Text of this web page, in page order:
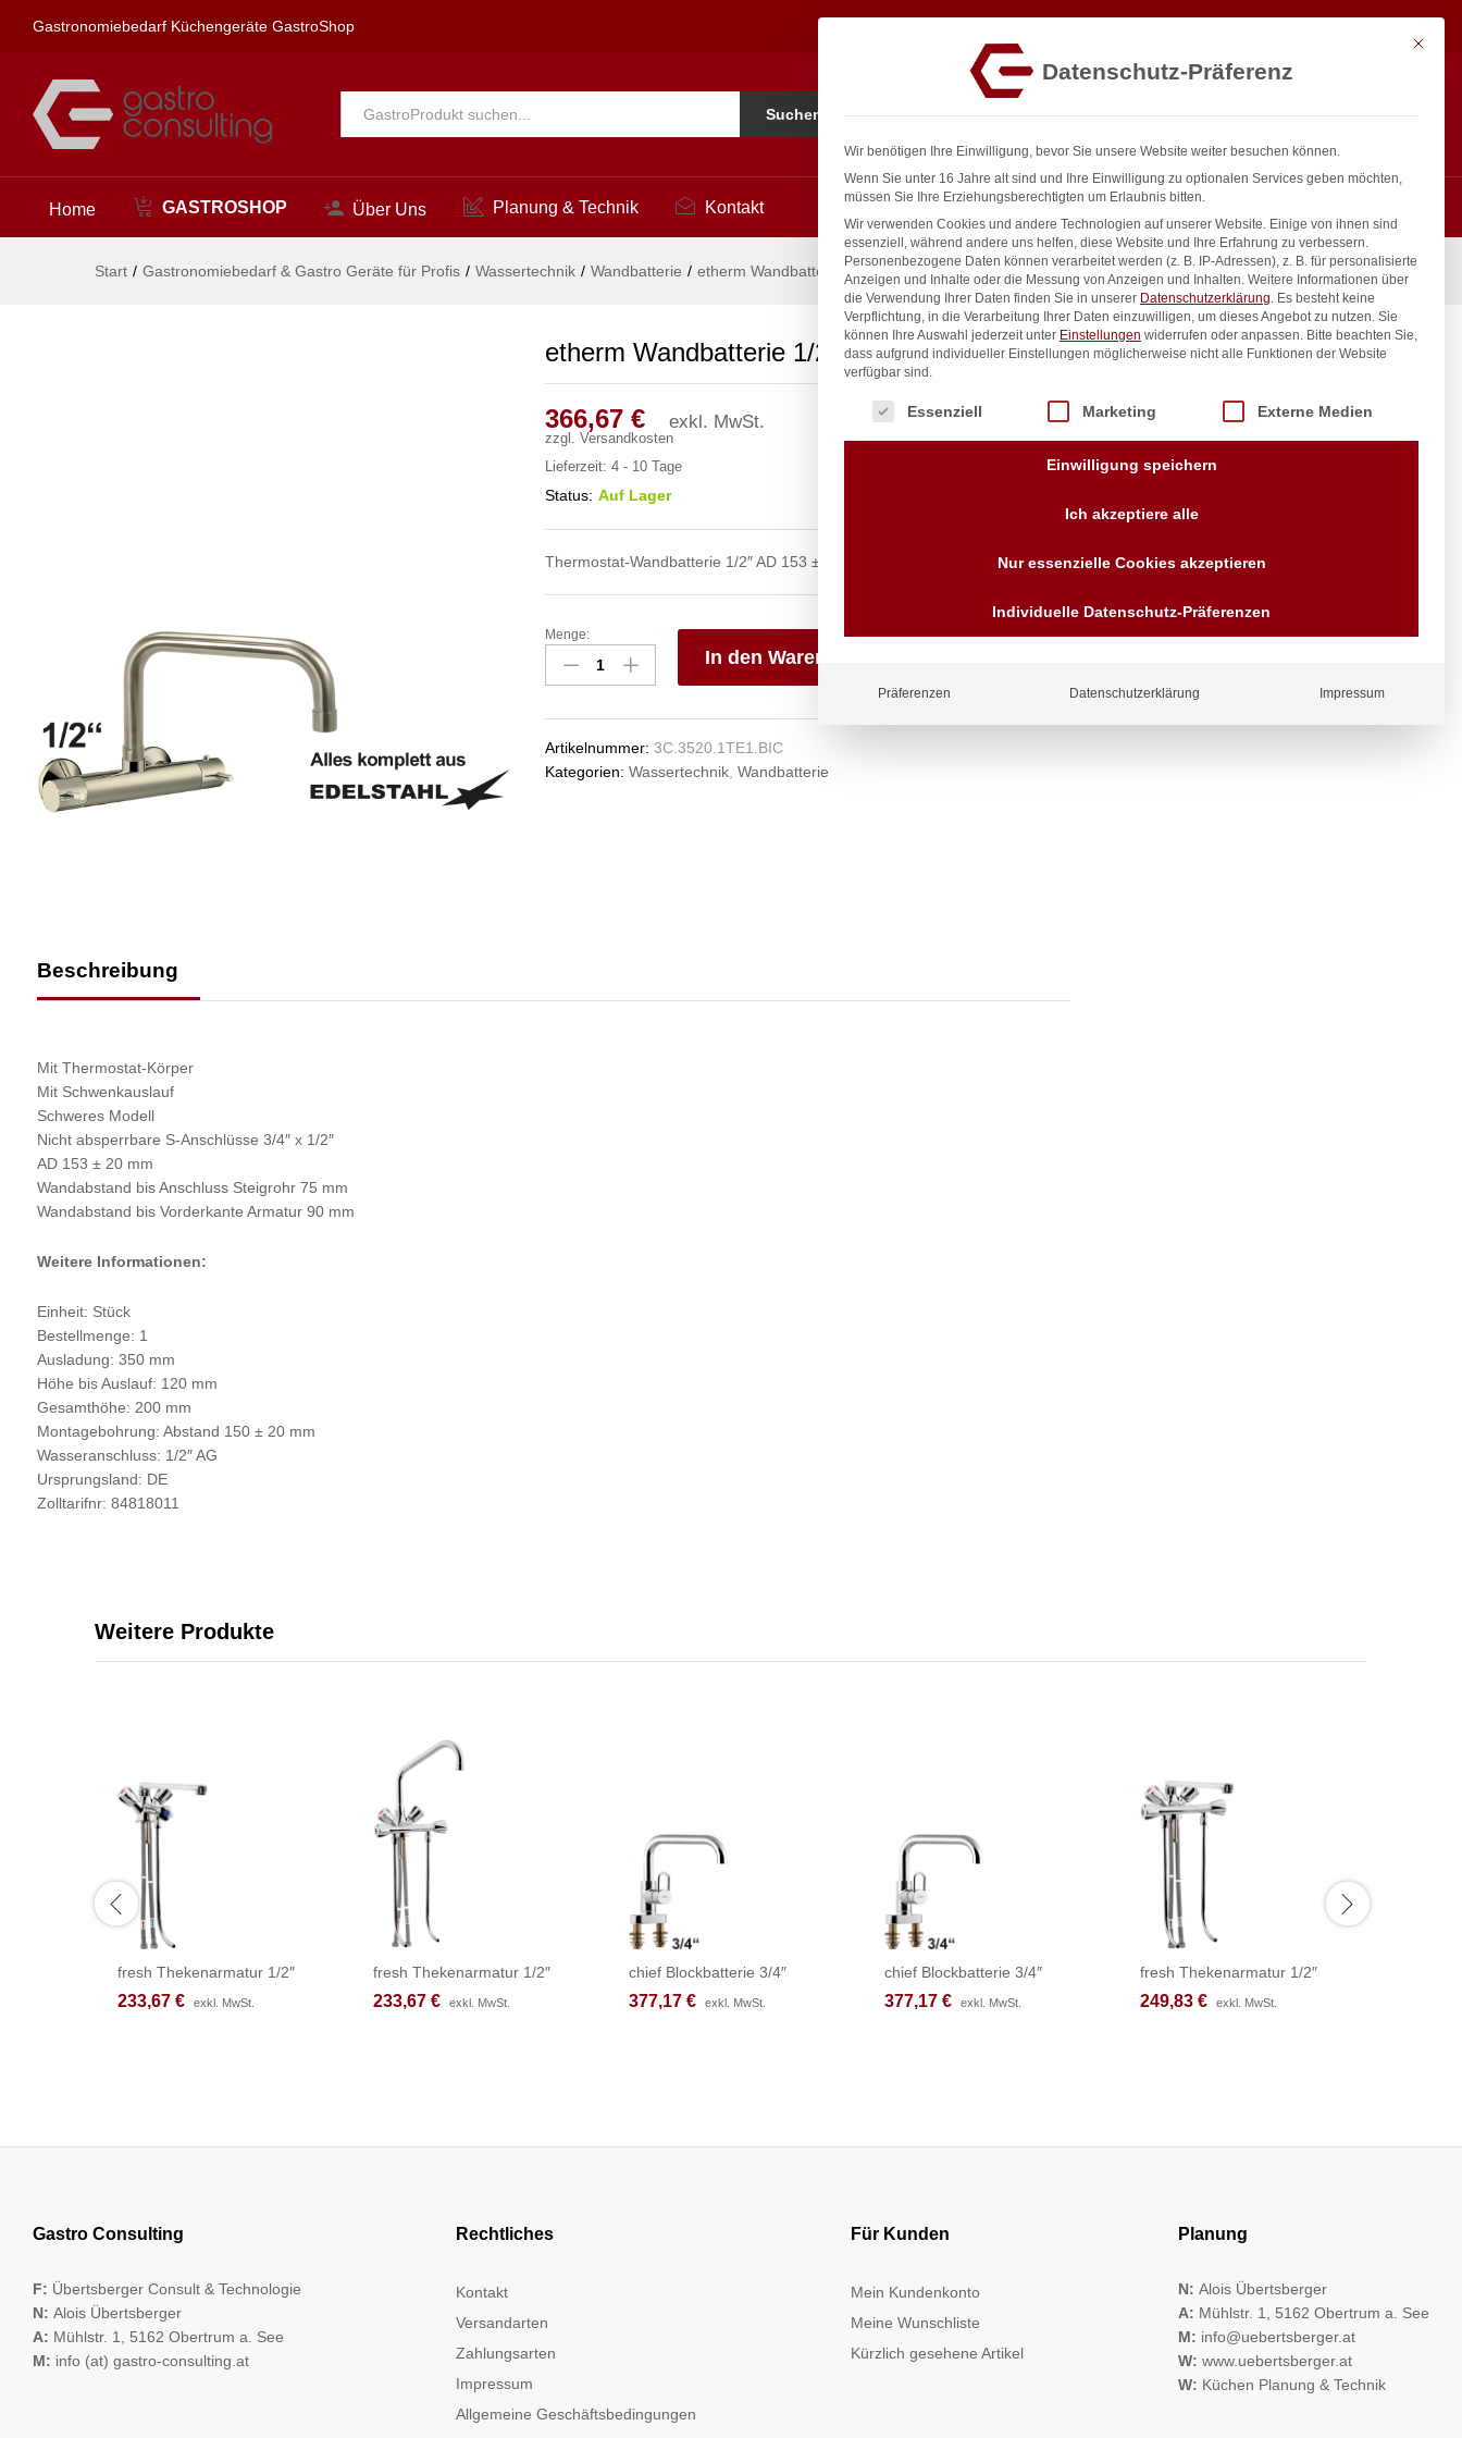
Gastronomiebedarf Küchengeräte GastroShop
Alle Suchen
Home GASTROSHOP Über Uns Planung & Technik Kontakt
Start / Gastronomiebedarf & Gastro Geräte für Profis / Wassertechnik / Wandbatterie / etherm Wandbatterie 1/2″
etherm Wandbatterie 1/2″
366,67 € exkl. MwSt.
zzgl. Versandkosten
Lieferzeit: 4 - 10 Tage
Status: Auf Lager
Thermostat-Wandbatterie 1/2″ AD 153 ± 20 mm, Auslauf oben
etherm
Wandbatterie
1/2"
Menge:
In den Warenkorb
Artikelnummer: 3C.3520.1TE1.BIC
Kategorien: Wassertechnik, Wandbatterie
Beschreibung
Mit Thermostat-Körper
Mit Schwenkauslauf
Schweres Modell
Nicht absperrbare S-Anschlüsse 3/4″ x 1/2″
AD 153 ± 20 mm
Wandabstand bis Anschluss Steigrohr 75 mm
Wandabstand bis Vorderkante Armatur 90 mm
Weitere Informationen:
Einheit: Stück
Bestellmenge: 1
Ausladung: 350 mm
Höhe bis Auslauf: 120 mm
Gesamthöhe: 200 mm
Montagebohrung: Abstand 150 ± 20 mm
Wasseranschluss: 1/2″ AG
Ursprungsland: DE
Zolltarifnr: 84818011
inkl. / exkl. MwSt.
Anfragen
Wir sind seit über 40 Jahren
für Sie da
Vorrauskasse Paypal,
Kreditkarte, Direkt
Weitere Produkte
fresh Thekenarmatur 1/2″
233,67 € exkl. MwSt.
233,67 € exkl. MwSt.
fresh Thekenarmatur 1/2″
233,67 € exkl. MwSt.
233,67 € exkl. MwSt.
chief Blockbatterie 3/4″
377,17 € exkl. MwSt.
377,17 € exkl. MwSt.
chief Blockbatterie 3/4″
377,17 € exkl. MwSt.
377,17 € exkl. MwSt.
fresh Thekenarmatur 1/2″
249,83 € exkl. MwSt.
249,83 € exkl. MwSt.
Gastro Consulting
F: Übertsberger Consult & Technologie
N: Alois Übertsberger
A: Mühlstr. 1, 5162 Obertrum a. See
M: info (at) gastro-consulting.at
Rechtliches
Kontakt
Versandarten
Zahlungsarten
Impressum
Allgemeine Geschäftsbedingungen
Für Kunden
Mein Kundenkonto
Meine Wunschliste
Kürzlich gesehene Artikel
Planung
N: Alois Übertsberger
A: Mühlstr. 1, 5162 Obertrum a. See
M: info@uebertsberger.at
W: www.uebertsberger.at
W: Küchen Planung & Technik
Beschreibung
366,67€ exkl. MwSt. In den Warenkorb
Mit
Datenschutz-Präferenz
Wir benötigen Ihre Einwilligung, bevor Sie unsere Website weiter besuchen können.
Wenn Sie unter 16 Jahre alt sind und Ihre Einwilligung zu optionalen Services geben möchten,
müssen Sie Ihre Erziehungsberechtigten um Erlaubnis bitten.
Wir verwenden Cookies und andere Technologien auf unserer Website. Einige von ihnen sind
essenziell, während andere uns helfen, diese Website und Ihre Erfahrung zu verbessern.
Personenbezogene Daten können verarbeitet werden (z. B. IP-Adressen), z. B. für personalisierte
Anzeigen und Inhalte oder die Messung von Anzeigen und Inhalten. Weitere Informationen über
die Verwendung Ihrer Daten finden Sie in unserer Datenschutzerklärung. Es besteht keine
Verpflichtung, in die Verarbeitung Ihrer Daten einzuwilligen, um dieses Angebot zu nutzen. Sie
können Ihre Auswahl jederzeit unter Einstellungen widerrufen oder anpassen. Bitte beachten Sie,
dass aufgrund individueller Einstellungen möglicherweise nicht alle Funktionen der Website
verfügbar sind.
Es folgt eine Liste der Service-Gruppen, für die eine Einwilligung erteilt werden kann.
Essenziell Marketing Externe Medien
Einwilligung speichern
Ich akzeptiere alle
Nur essenzielle Cookies akzeptieren
Individuelle Datenschutz-Präferenzen
Präferenzen Datenschutzerklärung Impressum